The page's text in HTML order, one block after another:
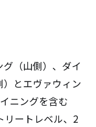
（山側）、ダイ
とエヴァウィン
ニングを含む
リートレベル、2